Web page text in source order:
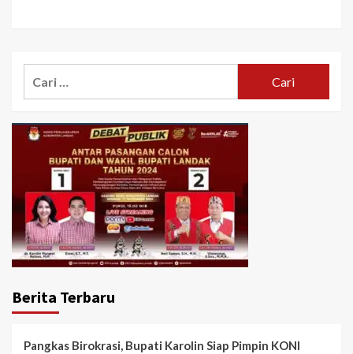
Berita Terbaru
Pangkas Birokrasi, Bupati Karolin Siap Pimpin KONI